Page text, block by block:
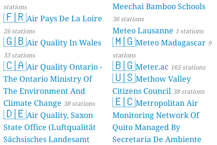
stations
🇫🇷Air Pays De La Loire
26 stations
🇬🇧Air Quality In Wales
33 stations
🇨🇦Air Quality Ontario -
The Ontario Ministry Of
The Environment And
Climate Change 38 stations
🇩🇪Air Quality, Saxon
State Office (Luftqualität
Sächsisches Landesamt
Meechai Bamboo Schools
36 stations
Meteo Lausanne 1 stations
🇲🇬Meteo Madagascar 9
stations
🇧🇬Meter.ac 165 stations
🇺🇸Methow Valley
Citizens Council 38 stations
🇪🇨Metropolitan Air
Monitoring Network Of
Quito Managed By
Secretaria De Ambiente